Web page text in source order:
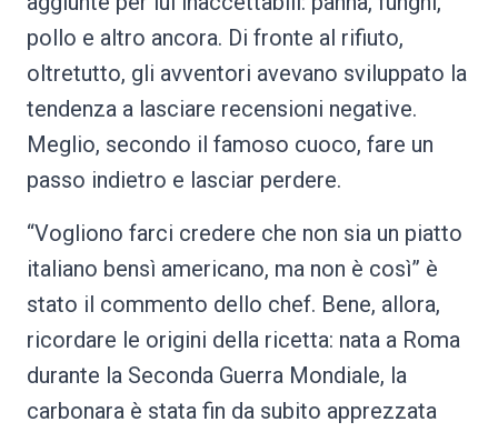
pollo e altro ancora. Di fronte al rifiuto,
oltretutto, gli avventori avevano sviluppato la
tendenza a lasciare recensioni negative.
Meglio, secondo il famoso cuoco, fare un
passo indietro e lasciar perdere.
“Vogliono farci credere che non sia un piatto
italiano bensì americano, ma non è così” è
stato il commento dello chef. Bene, allora,
ricordare le origini della ricetta: nata a Roma
durante la Seconda Guerra Mondiale, la
carbonara è stata fin da subito apprezzata